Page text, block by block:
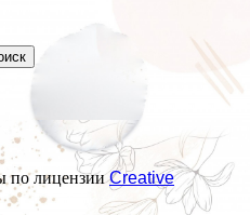
по лицензииCreative